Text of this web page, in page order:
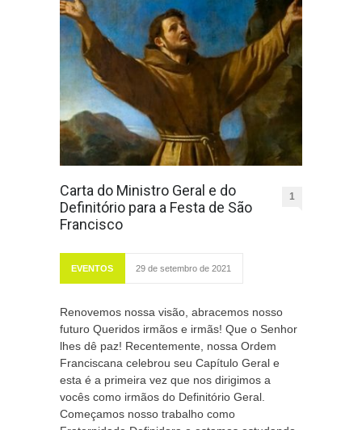
Carta do Ministro Geral e do
Definitório para a Festa de São
Francisco
1
EVENTOS 29 de setembro de 2021
Renovemos nossa visão, abracemos nosso
futuro Queridos irmãos e irmãs! Que o Senhor
lhes dê paz! Recentemente, nossa Ordem
Franciscana celebrou seu Capítulo Geral e
esta é a primeira vez que nos dirigimos a
vocês como irmãos do Definitório Geral.
Começamos nosso trabalho como